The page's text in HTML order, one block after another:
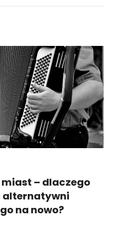
– dlaczego
alternatywni
na nowo?